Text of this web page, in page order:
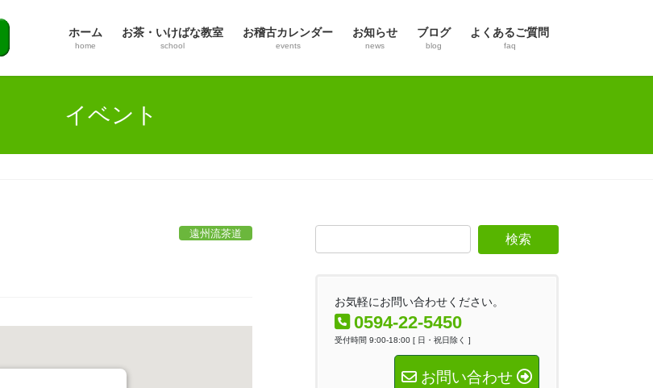
ホーム
home
お茶・いけばな教室
school
お稽古カレンダー
events
お知らせ
news
ブログ
blog
よくあるご質問
faq
イベント
遠州流茶道
お気軽にお問い合わせください。
0594-22-5450
受付時間 9:00-18:00 [ 日・祝日除く ]
お問い合わせ